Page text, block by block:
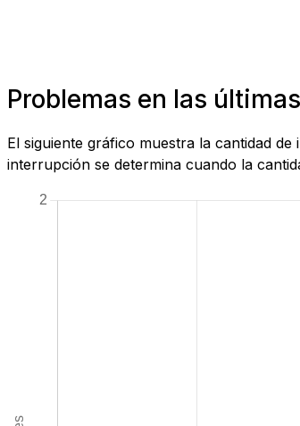
Problemas en las
El siguiente gráfico muestra la cantidad
interrupción se determina cuando la